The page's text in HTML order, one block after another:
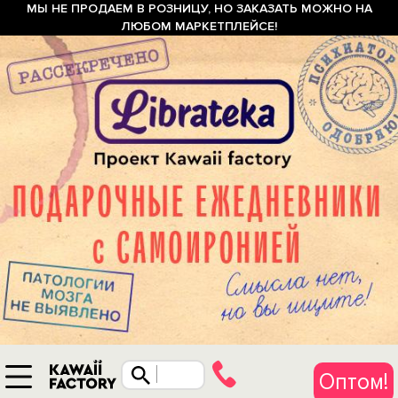
МЫ НЕ ПРОДАЕМ В РОЗНИЦУ, НО ЗАКАЗАТЬ МОЖНО НА
ЛЮБОМ МАРКЕТПЛЕЙСЕ!
Оптом!